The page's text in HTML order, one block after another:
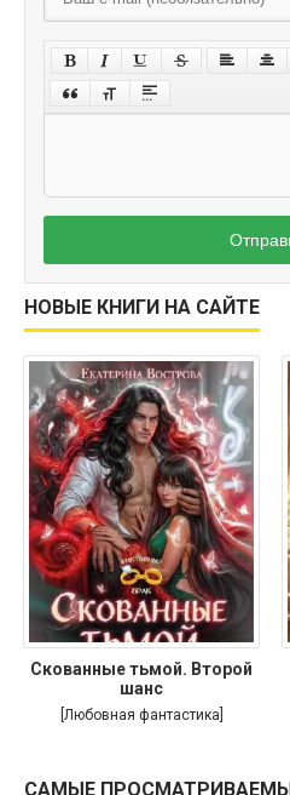
НОВЫЕ КНИГИ НА САЙТЕ
Скованные тьмой. Второй
шанс
[Любовная фантастика]
САМЫЕ